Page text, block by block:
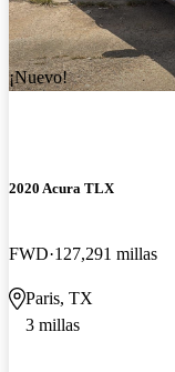
¡Nuevo!
2020 Acura TLX
FWD 127,291 millas
Paris, TX
3 millas